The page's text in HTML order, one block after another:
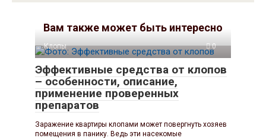
Вам также может быть интересно
Клопы 0
Эффективные средства от клопов
– особенности, описание,
применение проверенных
препаратов
Заражение квартиры клопами может повергнуть хозяев
помещения в панику. Ведь эти насекомые